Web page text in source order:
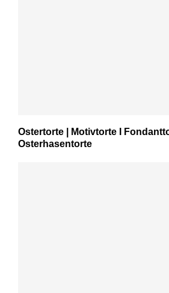
Ostertorte | Motivtorte I
Osterhasentorte